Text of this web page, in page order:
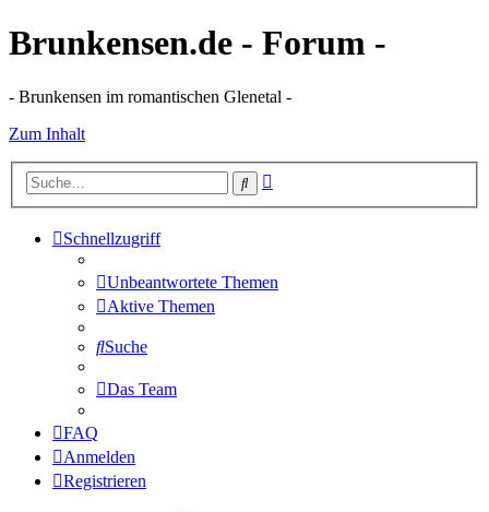
Brunkensen.de - Forum -
- Brunkensen im romantischen Glenetal -
Zum Inhalt
Suche
Schnellzugriff
Unbeantwortete Themen
Aktive Themen
Suche
Das Team
FAQ
Anmelden
Registrieren